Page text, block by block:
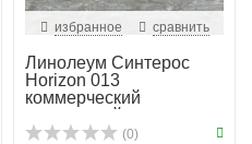
избранное сравнить
Линолеум Синтерос
Horizon 013
коммерческий
гомогенный
(0)